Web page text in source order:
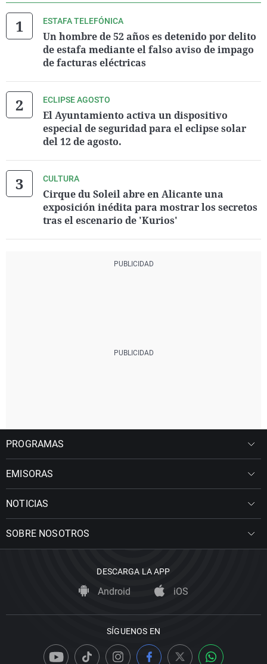
ESTAFA TELEFÓNICA
Un hombre de 52 años es detenido por delito
de estafa mediante el falso aviso de impago
de facturas eléctricas
ECLIPSE AGOSTO
El Ayuntamiento activa un dispositivo
especial de seguridad para el eclipse solar
del 12 de agosto.
CULTURA
Cirque du Soleil abre en Alicante una
exposición inédita para mostrar los secretos
tras el escenario de 'Kurios'
PROGRAMAS
EMISORAS
NOTICIAS
SOBRE NOSOTROS
DESCARGA LA APP
Android iOS
SÍGUENOS EN